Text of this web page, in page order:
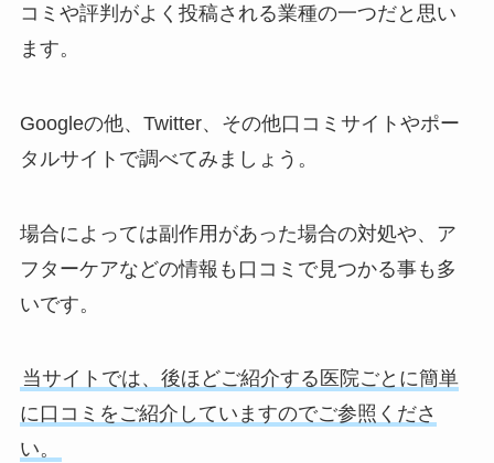
コミや評判がよく投稿される業種の一つだと思い
ます。
Googleの他、Twitter、その他口コミサイトやポー
タルサイトで調べてみましょう。
場合によっては副作用があった場合の対処や、ア
フターケアなどの情報も口コミで見つかる事も多
いです。
当サイトでは、後ほどご紹介する医院ごとに簡単
に口コミをご紹介していますのでご参照くださ
い。